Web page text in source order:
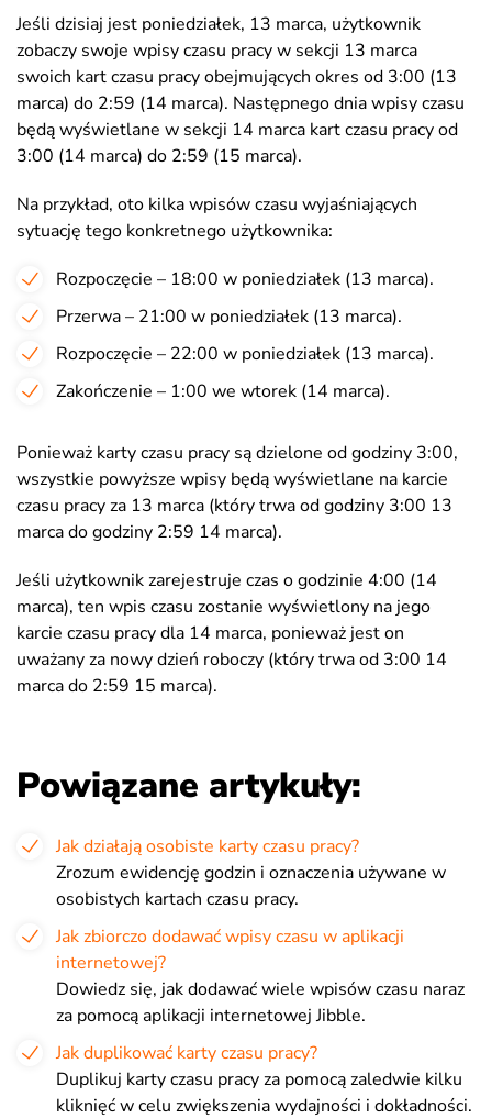
Jeśli dzisiaj jest poniedziałek, 13 marca, użytkownik
zobaczy swoje wpisy czasu pracy w sekcji 13 marca
swoich kart czasu pracy obejmujących okres od 3:00 (13
marca) do 2:59 (14 marca). Następnego dnia wpisy czasu
będą wyświetlane w sekcji 14 marca kart czasu pracy od
3:00 (14 marca) do 2:59 (15 marca).
Na przykład, oto kilka wpisów czasu wyjaśniających
sytuację tego konkretnego użytkownika:
Rozpoczęcie – 18:00 w poniedziałek (13 marca).
Przerwa – 21:00 w poniedziałek (13 marca).
Rozpoczęcie – 22:00 w poniedziałek (13 marca).
Zakończenie – 1:00 we wtorek (14 marca).
Ponieważ karty czasu pracy są dzielone od godziny 3:00,
wszystkie powyższe wpisy będą wyświetlane na karcie
czasu pracy za 13 marca (który trwa od godziny 3:00 13
marca do godziny 2:59 14 marca).
Jeśli użytkownik zarejestruje czas o godzinie 4:00 (14
marca), ten wpis czasu zostanie wyświetlony na jego
karcie czasu pracy dla 14 marca, ponieważ jest on
uważany za nowy dzień roboczy (który trwa od 3:00 14
marca do 2:59 15 marca).
Powiązane artykuły:
Jak działają osobiste karty czasu pracy?
Zrozum ewidencję godzin i oznaczenia używane w
osobistych kartach czasu pracy.
Jak zbiorczo dodawać wpisy czasu w aplikacji
internetowej?
Dowiedz się, jak dodawać wiele wpisów czasu naraz
za pomocą aplikacji internetowej Jibble.
Jak duplikować karty czasu pracy?
Duplikuj karty czasu pracy za pomocą zaledwie kilku
kliknięć w celu zwiększenia wydajności i dokładności.